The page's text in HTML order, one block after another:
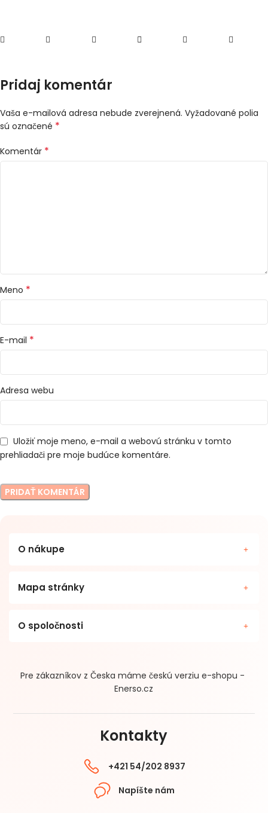
Pridaj komentár
Vaša e-mailová adresa nebude zverejnená. Vyžadované polia
sú označené *
Komentár *
Meno *
E-mail *
Adresa webu
Uložiť moje meno, e-mail a webovú stránku v tomto
prehliadači pre moje budúce komentáre.
O nákupe
Mapa stránky
O spoločnosti
Pre zákazníkov z Česka máme českú verziu e-shopu -
Enerso.cz
Kontakty
+421 54/202 8937
Napíšte nám